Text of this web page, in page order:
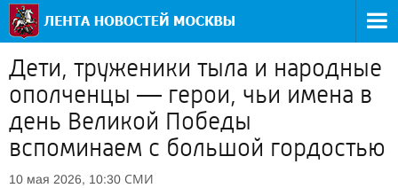
Дети, труженики тыла и народные
ополченцы — герои, чьи имена в
день Великой Победы
вспоминаем с большой гордостью
10 мая 2026, 10:30 СМИ